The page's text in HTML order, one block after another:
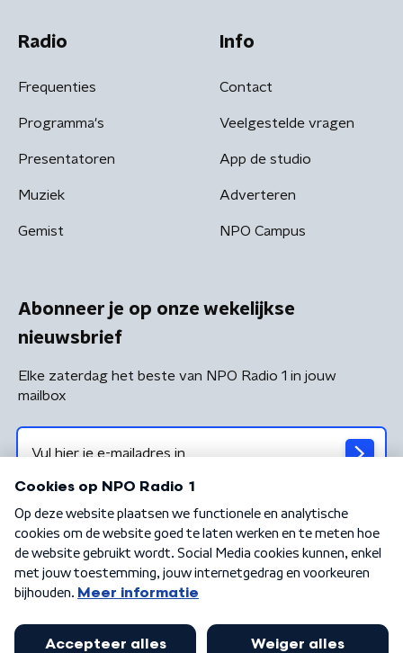
Radio
Frequenties
Programma's
Presentatoren
Muziek
Gemist
Info
Contact
Veelgestelde vragen
App de studio
Adverteren
NPO Campus
Abonneer je op onze wekelijkse
nieuwsbrief
Elke zaterdag het beste van NPO Radio 1 in jouw
mailbox
Algemene voorwaarden Privacybeleid